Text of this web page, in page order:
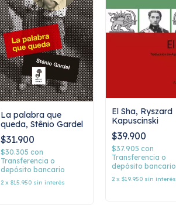
La palabra que
queda, Stênio Gardel
$31.900
$30.305 con
Transferencia o
depósito bancario
2 x $15.950 sin interés
El Sha, Ryszard
Kapuscinski
$39.900
$37.905 con
Transferencia o
depósito bancario
2 x $19.950 sin interés